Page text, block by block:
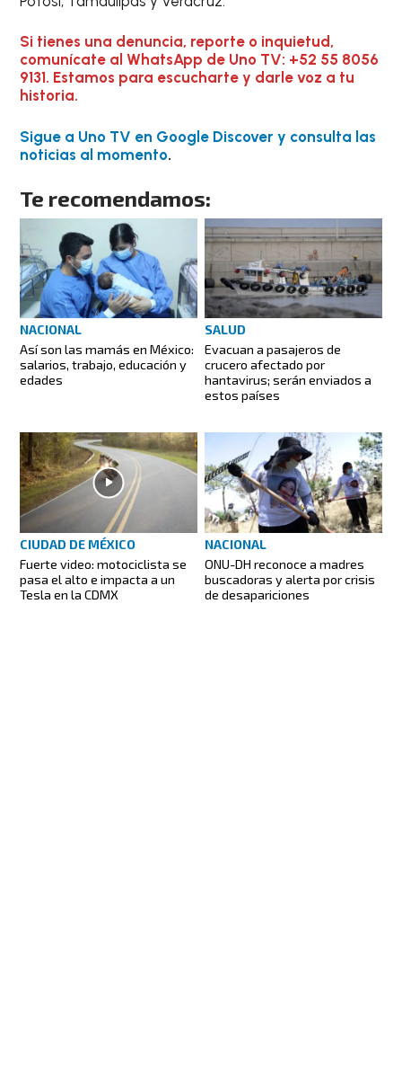
Si tienes una denuncia, reporte o inquietud,
comunícate al WhatsApp de Uno TV: +52 55 8056
9131. Estamos para escucharte y darle voz a tu
historia.
Sigue a Uno TV en Google Discover y consulta las
noticias al momento.
Te recomendamos:
NACIONAL
Así son las mamás en México:
salarios, trabajo, educación y
edades
SALUD
Evacuan a pasajeros de
crucero afectado por
hantavirus; serán enviados a
estos países
CIUDAD DE MÉXICO
Fuerte video: motociclista se
pasa el alto e impacta a un
Tesla en la CDMX
NACIONAL
ONU-DH reconoce a madres
buscadoras y alerta por crisis
de desapariciones